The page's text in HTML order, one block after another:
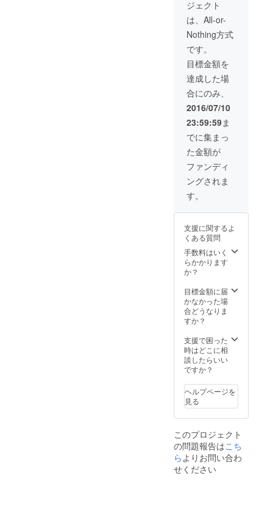
す。 完成したア
ルバムCD、メイ
キングDVDとと
もにCDに焼いて
お渡し致しま
す。
ジェクト
は、All-or-
Nothing方式
です。
目標金額を
達成した場
合にのみ、
2016/07/10
23:59:59ま
でに集まっ
た金額が
ファンディ
ングされま
す。
支援に関するよ
くある質問
手数料はいく
らかかります
か？
目標金額に届
かなかった場
合どうなりま
すか？
支援で困った
時はどこに相
談したらいい
ですか？
ヘルプページを
見る
このプロジェクト
の問題報告はこち
ら よりお問い合わ
せください